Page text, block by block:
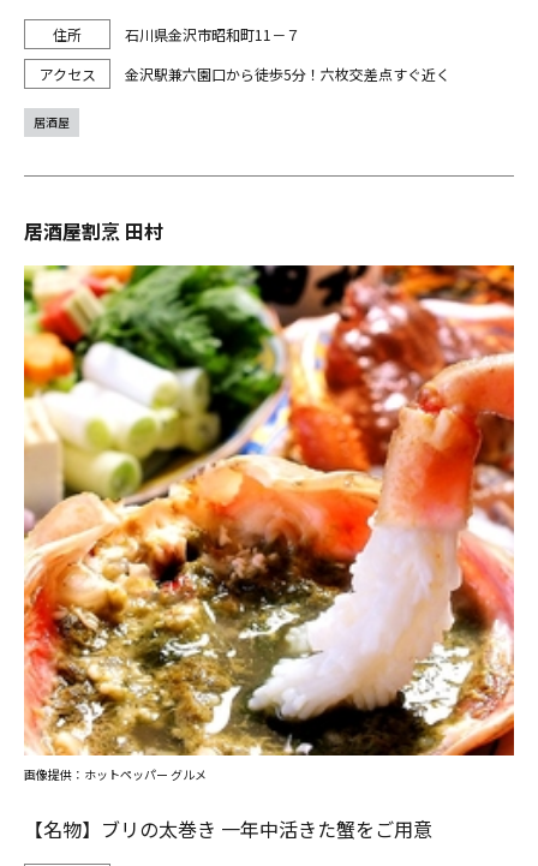
石川県金沢市昭和町11－７
金沢駅兼六園口から徒歩5分！六枚交差点すぐ近く
居酒屋
居酒屋割烹 田村
【名物】ブリの太巻き 一年中活きた蟹をご用意
画像提供：ホットペッパー グルメ